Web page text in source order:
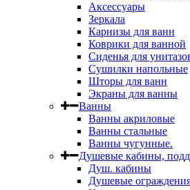
Аксессуары
Зеркала
Карнизы для ванн
Коврики для ванной
Сиденья для
Сушилки напольные
Шторы для ванн
Экраны для ванны
Ванны
Ванны акриловые
Ванны стальные
Ванны чугунные.
Душевые кабины,
Душ. кабины
Душевые